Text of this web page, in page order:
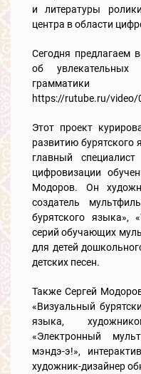
и литературы
центра в области
Сегодня предлагаем
об увлекательных
грамматики
https://rutube.ru/
Этот проект
развитию
главный
цифровизации
Модоров. Он
создатель
бурятского языка»,
серий обучающих
для детей
детских песен.
Также Сергей
«Визуальный
языка,
«Электронный
мэндэ-э!»,
художник-дизайнер